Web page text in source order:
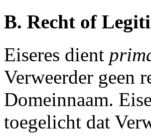
B. Recht of
Eiseres dient
Verweerder geen
Domeinnaam.
toegelicht dat